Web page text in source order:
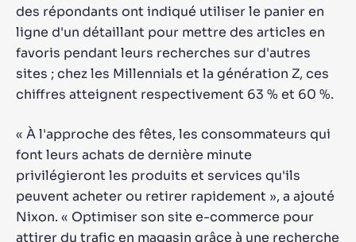
des répondants ont indiqué utiliser le panier en
ligne d'un détaillant pour mettre des articles en
favoris pendant leurs recherches sur d'autres
sites ; chez les Millennials et la génération Z, ces
chiffres atteignent respectivement 63 % et 60 %.
« À l'approche des fêtes, les consommateurs qui
font leurs achats de dernière minute
privilégieront les produits et services qu'ils
peuvent acheter ou retirer rapidement », a ajouté
Nixon. « Optimiser son site e-commerce pour
attirer du trafic en magasin grâce à une recherche